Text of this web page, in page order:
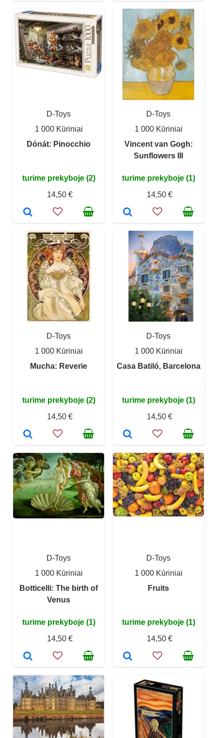
D-Toys
1 000 Kūriniai
Dónát: Pinocchio
turime prekyboje (2)
14,50 €
D-Toys
1 000 Kūriniai
Vincent van Gogh:
Sunflowers III
turime prekyboje (1)
14,50 €
D-Toys
1 000 Kūriniai
Mucha: Reverie
turime prekyboje (2)
14,50 €
D-Toys
1 000 Kūriniai
Casa Batiló, Barcelona
turime prekyboje (1)
14,50 €
D-Toys
1 000 Kūriniai
Botticelli: The birth of
Venus
turime prekyboje (1)
14,50 €
D-Toys
1 000 Kūriniai
Fruits
turime prekyboje (1)
14,50 €